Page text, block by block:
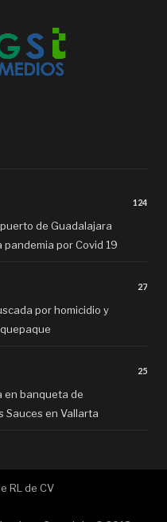
124
de Guadalajara
pandemia por Covid 19
27
por homicidio y
25
en banqueta de
Sauces en Vallarta
RL de CV